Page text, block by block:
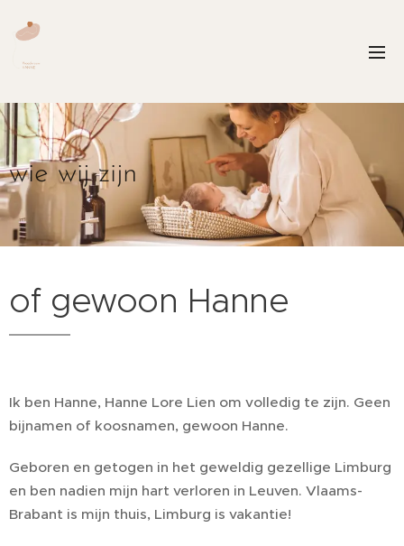
wie wij zijn
of gewoon Hanne
Ik ben Hanne, Hanne Lore Lien om volledig te zijn. Geen
bijnamen of koosnamen, gewoon Hanne.
Geboren en getogen in het geweldig gezellige Limburg
en ben nadien mijn hart verloren in Leuven. Vlaams-
Brabant is mijn thuis, Limburg is vakantie!